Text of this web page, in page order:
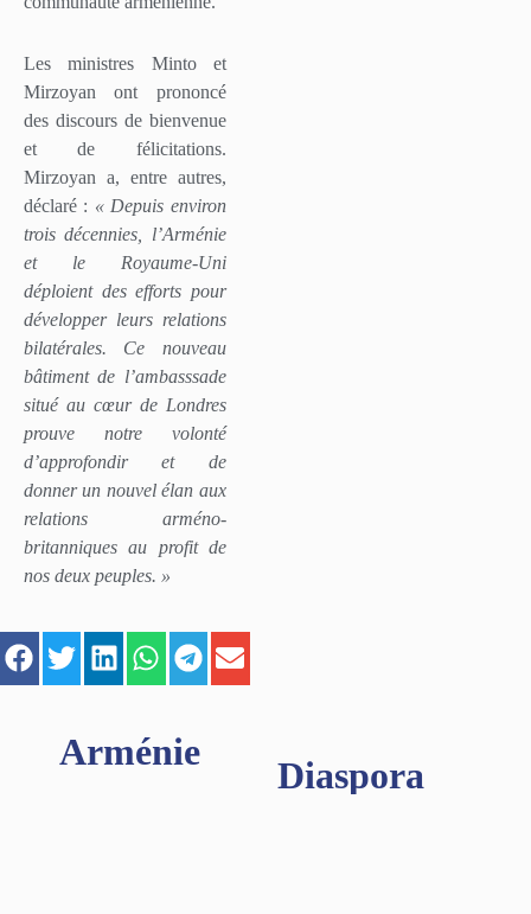
Les ministres Minto et
Mirzoyan ont prononcé
des discours de bienvenue
et de félicitations.
Mirzoyan a, entre autres,
déclaré : « Depuis environ
trois décennies, l’Arménie
et le Royaume-Uni
déploient des efforts pour
développer leurs relations
bilatérales. Ce nouveau
bâtiment de l’ambasssade
situé au cœur de Londres
prouve notre volonté
d’approfondir et de
donner un nouvel élan aux
relations arméno-
britanniques au profit de
nos deux peuples. »
Arménie
Diaspora